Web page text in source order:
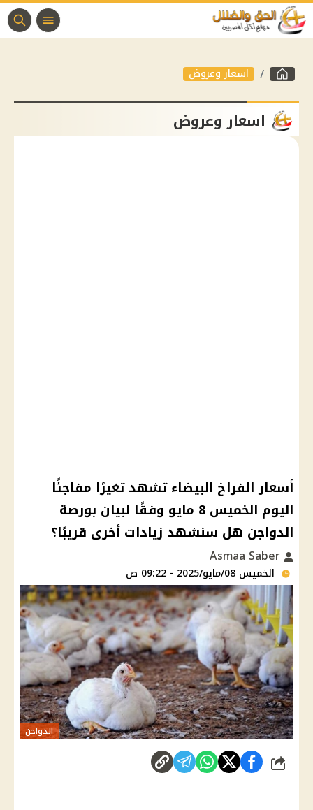
اسعار وعروض
اسعار وعروض
أسعار الفراخ البيضاء تشهد تغيرًا مفاجئًا
اليوم الخميس 8 مايو وفقًا لبيان بورصة
الدواجن هل سنشهد زيادات أخرى قريبًا؟
الخميس 08/مايو/2025 - 09:22 ص
الدواجن
شارك